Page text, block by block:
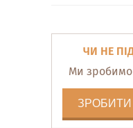
ЧИ НЕ
Ми